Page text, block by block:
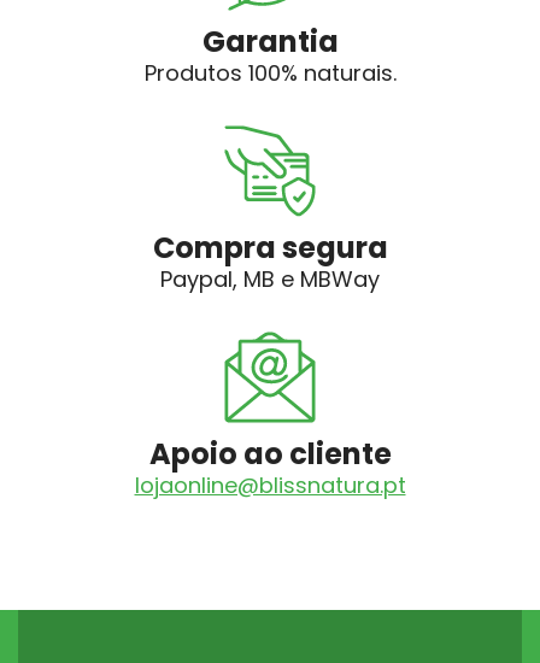
Garantia
Produtos 100% naturais.
Compra segura
Paypal, MB e MBWay
Apoio ao cliente
lojaonline@blissnatura.pt